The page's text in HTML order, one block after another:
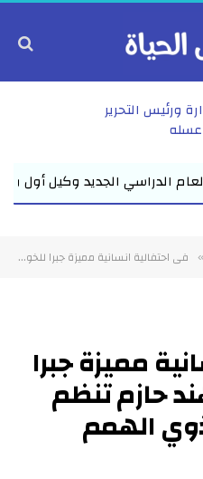
ورئيس التحرير
يلتقي مديري مدارس
» فى احتفالية انسانية مميزة جبرا للخواطر النائبة هند حازم تنظم إفطارا رمضانيا لذوي الهمم بالشرقية
مميزة جبرا
حازم تنظم
الهمم